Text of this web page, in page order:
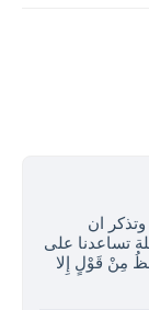
ان
تساعدنا على
مِنْ قَوْلٍ إِلا